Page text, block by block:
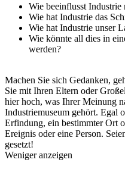
Wie beeinflusst Industrie
Wie hat Industrie das
Wie hat Industrie unser
Wie könnte all dies in
werden?
Machen Sie sich Gedanken,
Sie mit Ihren Eltern oder
hier hoch, was Ihrer Meinung
Industriemuseum gehört. Egal
Erfindung, ein bestimmter Ort
Ereignis oder eine Person.
gesetzt!
Weniger anzeigen